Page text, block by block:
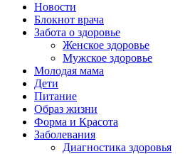
Новости
Блокнот врача
Забота о здоровье
Женское здоровье
Мужское здоровье
Молодая мама
Дети
Питание
Образ жизни
Форма и Красота
Заболевания
Диагностика здоровья